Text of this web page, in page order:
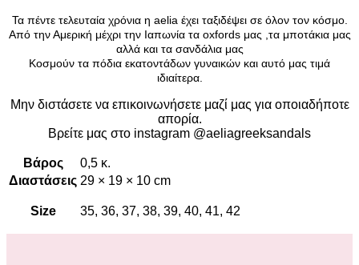
Τα πέντε τελευταία χρόνια η aelia έχει ταξιδέψει σε όλον τον κόσμο.
Από την Αμερική μέχρι την Ιαπωνία τα oxfords μας ,τα μποτάκια μας
αλλά και τα σανδάλια μας
Kοσμούν τα πόδια εκατοντάδων γυναικών και αυτό μας τιμά
ιδιαίτερα.
Μην διστάσετε να επικοινωνήσετε μαζί μας για οποιαδήποτε
απορία.
Βρείτε μας στο instagram @aeliagreeksandals
Βάρος
0,5 κ.
Διαστάσεις 29 × 19 × 10 cm
Size 35, 36, 37, 38, 39, 40, 41, 42